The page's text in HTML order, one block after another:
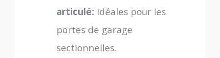
articulé: Idéales pour les
portes de garage
sectionnelles.